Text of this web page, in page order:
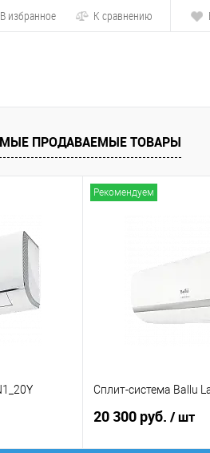
В избранное
К сравнению
ПРОДАВАЕМЫЕ ТОВАРЫ
Рекомендуем
Сплит-система Ballu
20 300 руб. / шт